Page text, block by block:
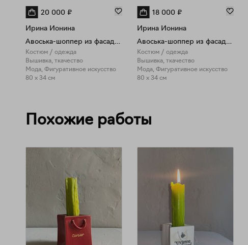
20 000 ₽
Ирина Ионина
Авоська-шоппер из фасадной сетки с сотканным рисунком "Русалка"
Костюм / одежда
Вышивка, ткачество
Мода, Фигуративное искусство
80 x 34 см
18 000 ₽
Ирина Ионина
Авоська-шоппер из фасадной сетки с сотканным рисунком
Костюм / одежда
Вышивка, ткачество
Мода, Фигуративное искусство
80 x 34 см
Похожие работы